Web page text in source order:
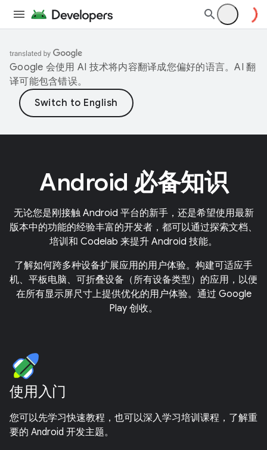
Google 会使用 AI 技术将内容翻译成您偏好的语言。AI 翻
译可能包含错误。
Android 必备知识
无论您是刚接触 Android 平台的新手，还是希望使用最新
版本中的功能的经验丰富的开发者，都可以通过探索文档、
培训和 Codelab 来提升 Android 技能。
了解如何跨多种设备扩展应用的用户体验。构建可适应手
机、平板电脑、可折叠设备（所有设备类型）的应用，以便
在所有显示屏尺寸上提供优化的用户体验。通过 Google
Play 创收。
使用入门
您可以先学习快速教程，也可以深入学习培训课程，了解重
要的 Android 开发主题。